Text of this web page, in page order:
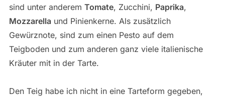
sind unter anderem Tomate, Zucchini, Paprika,
Mozzarella und Pinienkerne. Als zusätzlich
Gewürznote, sind zum einen Pesto auf dem
Teigboden und zum anderen ganz viele italienische
Kräuter mit in der Tarte.
Den Teig habe ich nicht in eine Tarteform gegeben,